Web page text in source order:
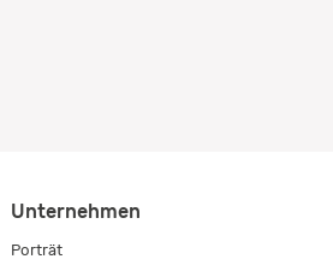
Unternehmen
Porträt